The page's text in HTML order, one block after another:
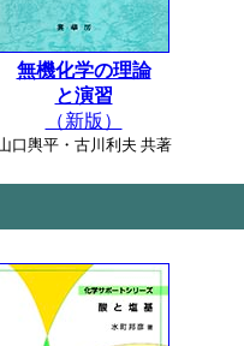
無機化学の理論
と演習
（新版）
口輿平・古川利夫 共著